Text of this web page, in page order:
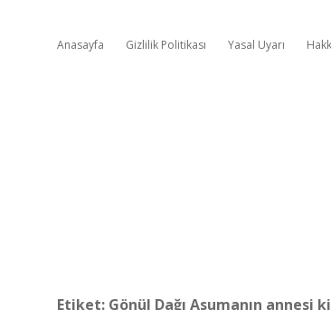
Anasayfa Gizlilik Politikası Yasal Uyarı
Etiket: Gönül Dağı Asumanın annesi